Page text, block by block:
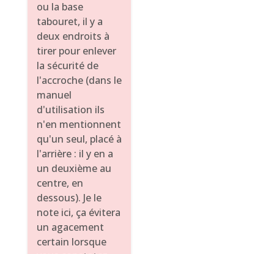
ou la base
tabouret, il y a
deux endroits à
tirer pour enlever
la sécurité de
l'accroche (dans le
manuel
d'utilisation ils
n'en mentionnent
qu'un seul, placé à
l'arrière : il y en a
un deuxième au
centre, en
dessous). Je le
note ici, ça évitera
un agacement
certain lorsque